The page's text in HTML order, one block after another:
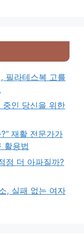
필라테스복 고를
중인 당신을 위한
재활 전문가가
활용법
점 더 아파질까?
, 실패 없는 여자